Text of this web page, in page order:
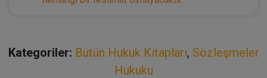
Kategoriler: Bütün Hukuk Kitapları, Sözleşmeler
Hukuku